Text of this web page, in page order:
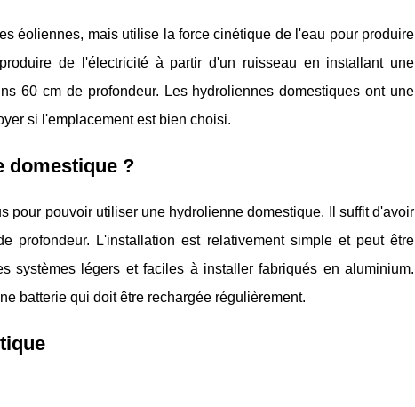
éoliennes, mais utilise la force cinétique de l'eau pour produire
de l'électricité à partir d'un ruisseau en installant une
60 cm de profondeur. Les hydroliennes domestiques ont une
si l'emplacement est bien choisi.
domestique ?
pour pouvoir utiliser une hydrolienne domestique. Il suffit d'avoir
profondeur. L'installation est relativement simple et peut être
systèmes légers et faciles à installer fabriqués en aluminium.
batterie qui doit être rechargée régulièrement.